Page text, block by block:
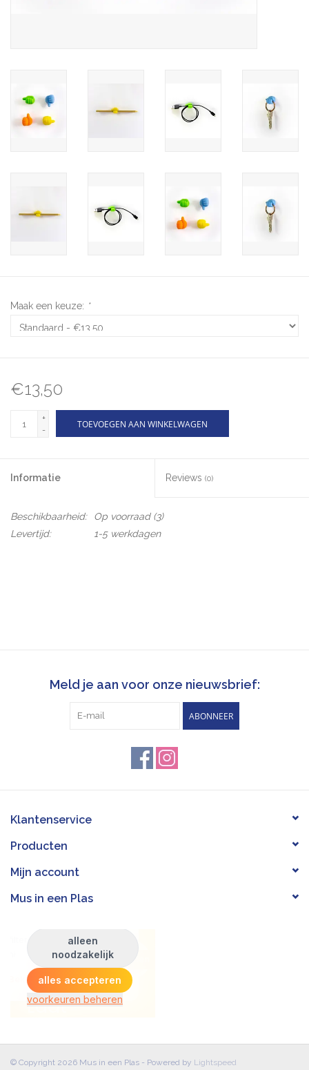
Maak een keuze: *
€13,50
+
-
TOEVOEGEN AAN WINKELWAGEN
Informatie Reviews (0)
Beschikbaarheid: Op voorraad(3)
Levertijd:
1-5 werkdagen
Meld je aan voor onze nieuwsbrief:
ABONNEER
Klantenservice
Producten
Mijn account
Mus in een Plas
© Copyright 2026 Mus in een Plas - Powered by Lightspeed